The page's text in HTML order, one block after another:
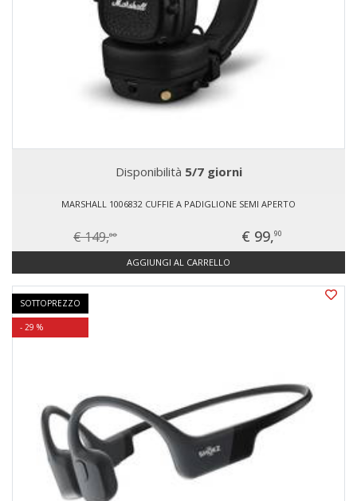
Disponibilità 5/7 giorni
MARSHALL 1006832 CUFFIE A PADIGLIONE SEMI APERTO
€ 149,00 € 99,90
AGGIUNGI AL CARRELLO
SOTTOPREZZO
- 29 %